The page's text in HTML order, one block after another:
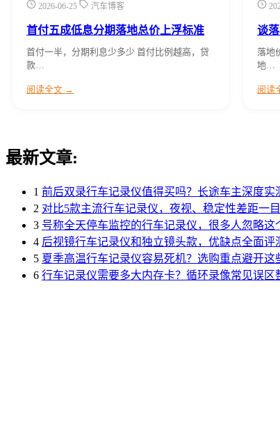
2026-06-25 汽车博客
首付五成低息分期落地总价上浮标准
首付一半，分期利息少多少 首付比例越高，贷
款…
阅读全文 →
谈
落地
地…
阅读
最新文章:
1 前后双录行车记录仪值得买吗？长途车主深度实
2 对比5款主流行车记录仪，夜视、稳定性差距一
3 号称全天停车监控的行车记录仪，很多人忽略这
4 后视镜行车记录仪和独立镜头款，优缺点全面评
5 夏季高温行车记录仪容易死机？选购重点避开这
6 行车记录仪需要多大内存卡？循环录像常见误区